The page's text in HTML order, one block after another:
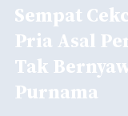
Sempat
Pria Asal
Tak
Purnama